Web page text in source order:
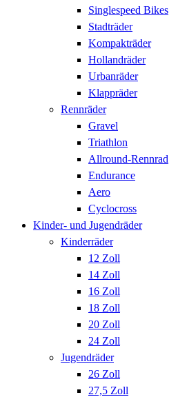
Singlespeed Bikes
Stadträder
Kompakträder
Hollandräder
Urbanräder
Klappräder
Rennräder
Gravel
Triathlon
Allround-Rennrad
Endurance
Aero
Cyclocross
Kinder- und Jugendräder
Kinderräder
12 Zoll
14 Zoll
16 Zoll
18 Zoll
20 Zoll
24 Zoll
Jugendräder
26 Zoll
27,5 Zoll